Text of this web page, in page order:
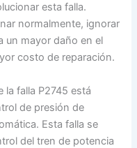
esta falla.
normalmente, ignorar
un mayor daño en el
costo de reparación.
la falla P2745 está
de presión de
Esta falla se
del tren de potencia